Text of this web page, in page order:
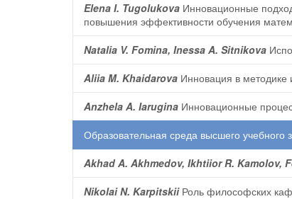
Elena I. Tugolukova Инновационные
повышения эффективности обучения
Natalia V. Fomina, Inessa A. Sitnikova
Aliia M. Khaidarova Инновация в методике
Anzhela A. Iarugina Инновационные
Образовательная среда высшего учебного
Akhad A. Akhmedov, Ikhtiior R. Kamolov,
Nikolai N. KarpitskiiРоль философских